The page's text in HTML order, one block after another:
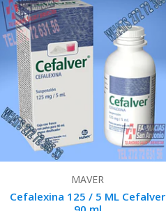
MAVER
Cefalexina 125 / 5 ML Cefalver